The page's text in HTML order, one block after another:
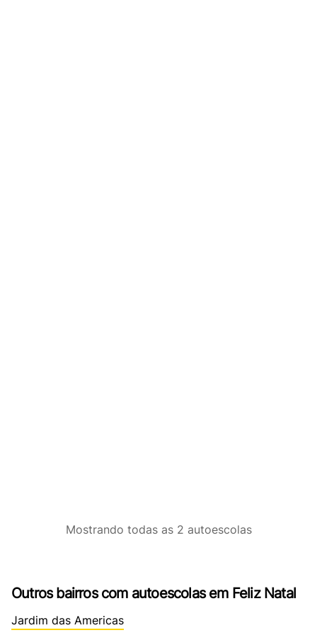
Outros bairros com autoescolas em Feliz Natal
Jardim das Americas
Mostrando todas as 2 autoescolas